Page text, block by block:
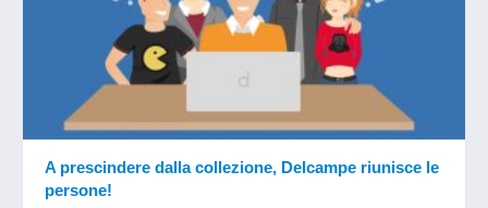
A prescindere dalla collezione, Delcampe riunisce le
persone!